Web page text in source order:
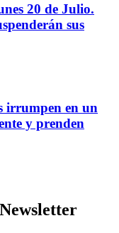
20 de Julio.
sus
irrumpen en un
y prenden